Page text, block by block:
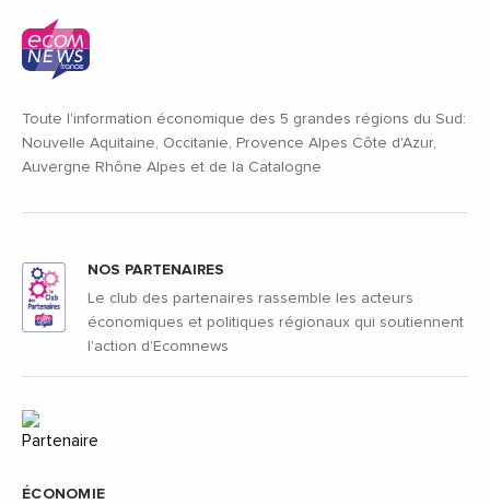
Toute l'information économique des 5 grandes régions du Sud:
Nouvelle Aquitaine, Occitanie, Provence Alpes Côte d'Azur,
Auvergne Rhône Alpes et de la Catalogne
ÉCONOMIE
NOS PARTENAIRES
Le club des partenaires rassemble les acteurs
économiques et politiques régionaux qui soutiennent
l'action d'Ecomnews